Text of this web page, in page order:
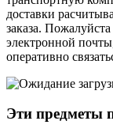
доставки
заказа.
электронной
оперативно
Эти предметы